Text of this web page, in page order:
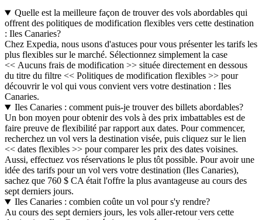
Quelle est la meilleure façon de trouver des vols abordables qui
offrent des politiques de modification flexibles vers cette destination
: Iles Canaries?
Chez Expedia, nous usons d'astuces pour vous présenter les tarifs les
plus flexibles sur le marché. Sélectionnez simplement la case
<< Aucuns frais de modification >> située directement en dessous
du titre du filtre << Politiques de modification flexibles >> pour
découvrir le vol qui vous convient vers votre destination : Iles
Canaries.
Iles Canaries : comment puis-je trouver des billets abordables?
Un bon moyen pour obtenir des vols à des prix imbattables est de
faire preuve de flexibilité par rapport aux dates. Pour commencer,
recherchez un vol vers la destination visée, puis cliquez sur le lien
<< dates flexibles >> pour comparer les prix des dates voisines.
Aussi, effectuez vos réservations le plus tôt possible. Pour avoir une
idée des tarifs pour un vol vers votre destination (Iles Canaries),
sachez que 760 $ CA était l'offre la plus avantageuse au cours des
sept derniers jours.
Iles Canaries : combien coûte un vol pour s'y rendre?
Au cours des sept derniers jours, les vols aller-retour vers cette